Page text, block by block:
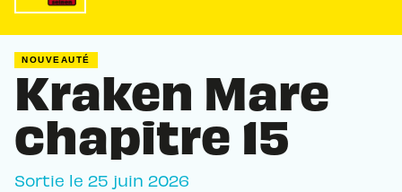
NOUVEAUTÉ
Kraken Mare
chapitre 15
Sortie le 25 juin 2026